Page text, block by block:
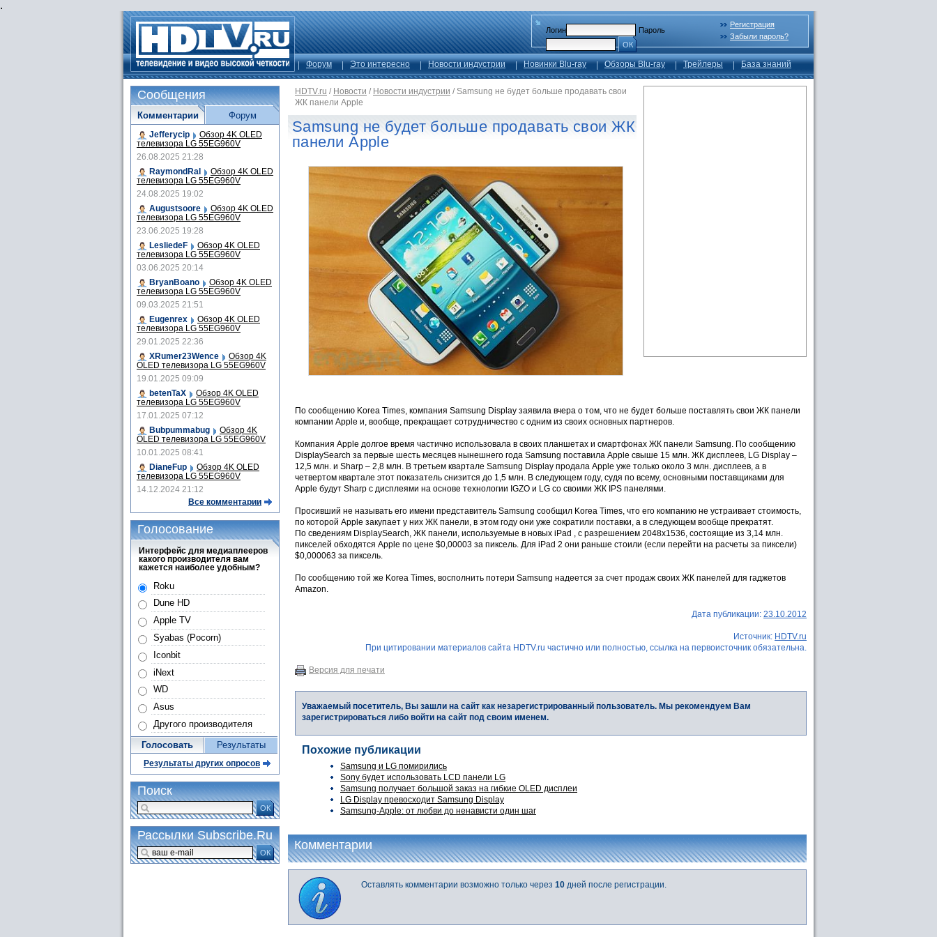
.
Логин
Пароль
ОК
Регистрация
Забыли пароль?
Форум Это интересно Новости индустрии Новинки Blu-ray Обзоры Blu-ray Трейлеры База знаний
HDTV.ru / Новости / Новости индустрии / Samsung не будет больше продавать свои
ЖК панели Apple
Samsung не будет больше продавать свои ЖК
панели Apple
По сообщению Korea Times, компания Samsung Display заявила вчера о том, что не будет больше поставлять свои ЖК панели
компании Apple и, вообще, прекращает сотрудничество с одним из своих основных партнеров.
Компания Apple долгое время частично использовала в своих планшетах и смартфонах ЖК панели Samsung. По сообщению
DisplaySearch за первые шесть месяцев нынешнего года Samsung поставила Apple свыше 15 млн. ЖК дисплеев, LG Display –
12,5 млн. и Sharp – 2,8 млн. В третьем квартале Samsung Display продала Apple уже только около 3 млн. дисплеев, а в
четвертом квартале этот показатель снизится до 1,5 млн. В следующем году, судя по всему, основными поставщиками для
Apple будут Sharp с дисплеями на основе технологии IGZO и LG со своими ЖК IPS панелями.
Просивший не называть его имени представитель Samsung сообщил Korea Times, что его компанию не устраивает стоимость,
по которой Apple закупает у них ЖК панели, в этом году они уже сократили поставки, а в следующем вообще прекратят.
По сведениям DisplaySearch, ЖК панели, используемые в новых iPad , с разрешением 2048x1536, состоящие из 3,14 млн.
пикселей обходятся Apple по цене $0,00003 за пиксель. Для iPad 2 они раньше стоили (если перейти на расчеты за пиксели)
$0,000063 за пиксель.
По сообщению той же Korea Times, восполнить потери Samsung надеется за счет продаж своих ЖК панелей для гаджетов
Amazon.
Дата публикации: 23.10.2012
Источник: HDTV.ru
При цитировании материалов сайта HDTV.ru частично или полностью, ссылка на первоисточник обязательна.
Версия для печати
Уважаемый посетитель, Вы зашли на сайт как незарегистрированный пользователь. Мы рекомендуем Вам
зарегистрироваться либо войти на сайт под своим именем.
Похожие публикации
Samsung и LG помирились
Sony будет использовать LCD панели LG
Samsung получает большой заказ на гибкие OLED дисплеи
LG Display превосходит Samsung Display
Samsung-Apple: от любви до ненависти один шаг
Комментарии
Оставлять комментарии возможно только через 10 дней после регистрации.
Сообщения
Комментарии
Jefferycip Обзор 4K OLED
телевизора LG 55EG960V
26.08.2025 21:28
RaymondRal
Обзор 4K OLED
телевизора LG 55EG960V
24.08.2025 19:02
Augustsoore
Обзор 4K OLED
телевизора LG 55EG960V
23.06.2025 19:28
LesliedeF
Обзор 4K OLED
телевизора LG 55EG960V
03.06.2025 20:14
BryanBoano
Обзор 4K OLED
телевизора LG 55EG960V
09.03.2025 21:51
Eugenrex
Обзор 4K OLED
телевизора LG 55EG960V
29.01.2025 22:36
XRumer23Wence
Обзор 4K
OLED телевизора LG 55EG960V
19.01.2025 09:09
betenTaX
Обзор 4K OLED
телевизора LG 55EG960V
17.01.2025 07:12
Bubpummabug
Обзор 4K
OLED телевизора LG 55EG960V
10.01.2025 08:41
DianeFup
Обзор 4K OLED
телевизора LG 55EG960V
14.12.2024 21:12
Все комментарии
Форум
Голосование
Интерфейс для медиаплееров
какого производителя вам
кажется наиболее удобным?
Roku
Dune HD
Apple TV
Syabas (Pocorn)
Iconbit
iNext
WD
Asus
Другого производителя
Голосовать Результаты
Результаты других опросов
Поиск
ОК
Рассылки Subscribe.Ru
ОК